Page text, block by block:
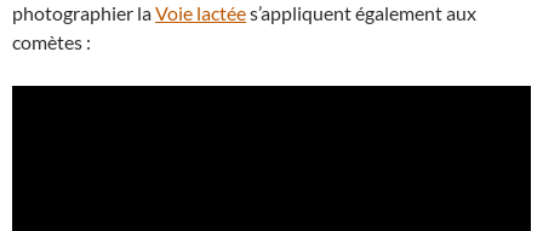
photographier laVoie lactées’appliquent également aux
comètes :